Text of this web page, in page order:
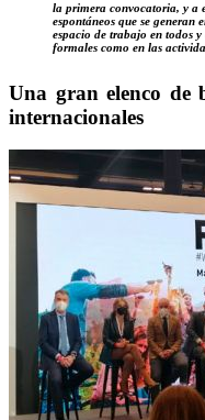
la primera convocatoria, y a
espontáneos que se generan
espacio de trabajo en todos
formales como en las
Una gran elenco de
internacionales